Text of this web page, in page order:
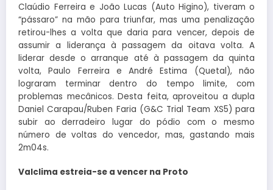
Claúdio Ferreira e João Lucas (Auto Higino), tiveram o
“pássaro” na mão para triunfar, mas uma penalização
retirou-lhes a volta que daria para vencer, depois de
assumir a liderança à passagem da oitava volta. A
liderar desde o arranque até à passagem da quinta
volta, Paulo Ferreira e André Estima (Quetal), não
lograram terminar dentro do tempo limite, com
problemas mecânicos. Desta feita, aproveitou a dupla
Daniel Carapau/Ruben Faria (G&C Trial Team XS5) para
subir ao derradeiro lugar do pódio com o mesmo
número de voltas do vencedor, mas, gastando mais
2m04s.
Valclima estreia-se a vencer na Proto